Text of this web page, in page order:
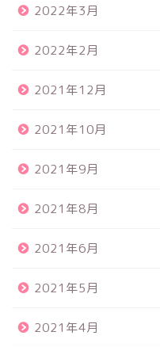
2022年3月
2022年2月
2021年12月
2021年10月
2021年9月
2021年8月
2021年6月
2021年5月
2021年4月